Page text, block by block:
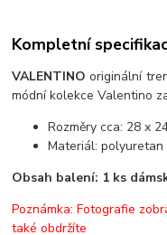
Kompletní
VALENTINOoriginální
módní kolekce Valentino
Rozměry cca: 28 x
Materiál: polyuretan
Obsah balení: 1 ks
Poznámka: Fotografie
také obdržíte